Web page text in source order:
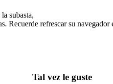
subasta,
Recuerde refrescar su
Tal vez le guste